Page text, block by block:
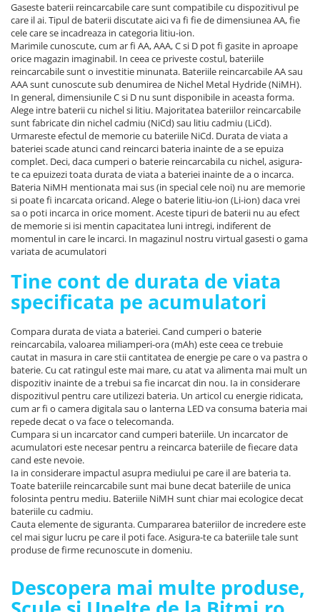
Gaseste baterii reincarcabile care sunt compatibile cu dispozitivul pe
care il ai. Tipul de baterii discutate aici va fi fie de dimensiunea AA, fie
cele care se incadreaza in categoria litiu-ion.
Marimile cunoscute, cum ar fi AA, AAA, C si D pot fi gasite in aproape
orice magazin imaginabil. In ceea ce priveste costul, bateriile
reincarcabile sunt o investitie minunata. Bateriile reincarcabile AA sau
AAA sunt cunoscute sub denumirea de Nichel Metal Hydride (NiMH).
In general, dimensiunile C si D nu sunt disponibile in aceasta forma.
Alege intre baterii cu nichel si litiu. Majoritatea bateriilor reincarcabile
sunt fabricate din nichel cadmiu (NiCd) sau litiu cadmiu (LiCd).
Urmareste efectul de memorie cu bateriile NiCd. Durata de viata a
bateriei scade atunci cand reincarci bateria inainte de a se epuiza
complet. Deci, daca cumperi o baterie reincarcabila cu nichel, asigura-
te ca epuizezi toata durata de viata a bateriei inainte de a o incarca.
Bateria NiMH mentionata mai sus (in special cele noi) nu are memorie
si poate fi incarcata oricand. Alege o baterie litiu-ion (Li-ion) daca vrei
sa o poti incarca in orice moment. Aceste tipuri de baterii nu au efect
de memorie si isi mentin capacitatea luni intregi, indiferent de
momentul in care le incarci. In magazinul nostru virtual gasesti o gama
variata de acumulatori
Tine cont de durata de viata
specificata pe acumulatori
Compara durata de viata a bateriei. Cand cumperi o baterie
reincarcabila, valoarea miliamperi-ora (mAh) este ceea ce trebuie
cautat in masura in care stii cantitatea de energie pe care o va pastra o
baterie. Cu cat ratingul este mai mare, cu atat va alimenta mai mult un
dispozitiv inainte de a trebui sa fie incarcat din nou. Ia in considerare
dispozitivul pentru care utilizezi bateria. Un articol cu energie ridicata,
cum ar fi o camera digitala sau o lanterna LED va consuma bateria mai
repede decat o va face o telecomanda.
Cumpara si un incarcator cand cumperi bateriile. Un incarcator de
acumulatori este necesar pentru a reincarca bateriile de fiecare data
cand este nevoie.
Ia in considerare impactul asupra mediului pe care il are bateria ta.
Toate bateriile reincarcabile sunt mai bune decat bateriile de unica
folosinta pentru mediu. Bateriile NiMH sunt chiar mai ecologice decat
bateriile cu cadmiu.
Cauta elemente de siguranta. Cumpararea bateriilor de incredere este
cel mai sigur lucru pe care il poti face. Asigura-te ca bateriile tale sunt
produse de firme recunoscute in domeniu.
Descopera mai multe produse,